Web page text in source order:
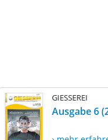
GIESSEREI
Ausgabe 6